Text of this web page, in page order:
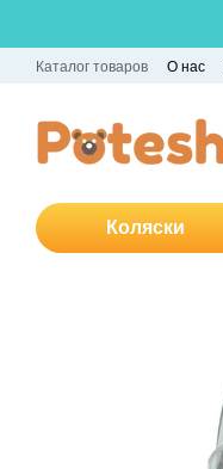
Каталог товаров О нас
Коляски